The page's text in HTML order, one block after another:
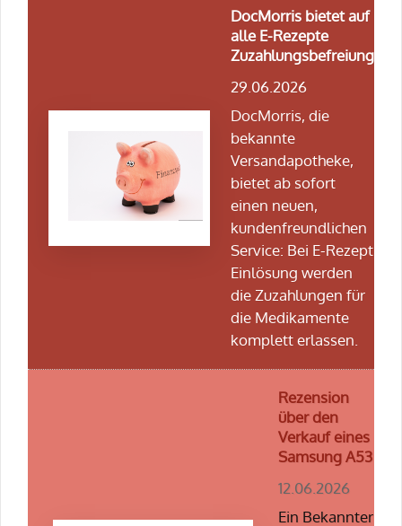
DocMorris bietet auf
alle E-Rezepte
Zuzahlungsbefreiung
29.06.2026
DocMorris, die
bekannte
Versandapotheke,
bietet ab sofort
einen neuen,
kundenfreundlichen
Service: Bei E-Rezept
Einlösung werden
die Zuzahlungen für
die Medikamente
komplett erlassen.
Rezension
über den
Verkauf eines
Samsung A53
12.06.2026
Ein Bekannter